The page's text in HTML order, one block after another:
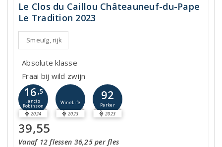
Le Clos du Caillou Châteauneuf-du-Pape
Le Tradition 2023
Smeuïg, rijk
Absolute klasse
Fraai bij wild zwijn
16 ,5
Jancis
Robinson
2024
WineLife
2023
92
Parker
2023
39,55
Vanaf 12 flessen 36,25 per fles